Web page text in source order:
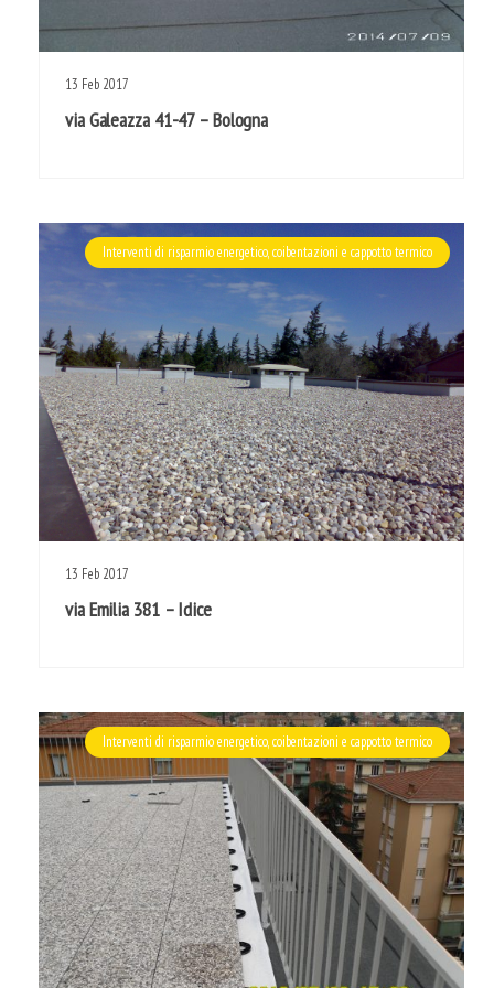
13 Feb 2017
via Galeazza 41-47 – Bologna
Interventi di risparmio energetico, coibentazioni e cappotto termico
13 Feb 2017
via Emilia 381 – Idice
Interventi di risparmio energetico, coibentazioni e cappotto termico